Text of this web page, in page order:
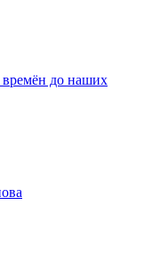
до наших